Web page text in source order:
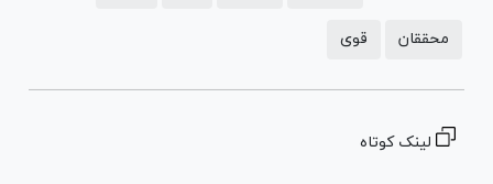
محققان قوی
لینک کوتاه